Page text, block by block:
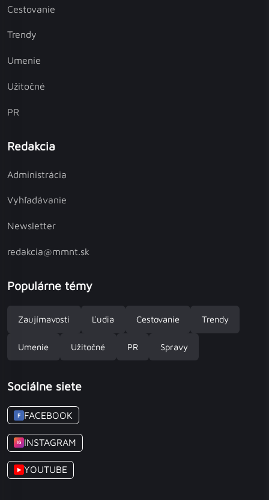
Cestovanie
Trendy
Umenie
Užitočné
PR
Redakcia
Administrácia
Vyhľadávanie
Newsletter
redakcia@mmnt.sk
Populárne témy
Zaujímavosti Ľudia Cestovanie Trendy
Umenie Užitočné PR Spravy
Sociálne siete
F FACEBOOK
IG INSTAGRAM
▶ YOUTUBE